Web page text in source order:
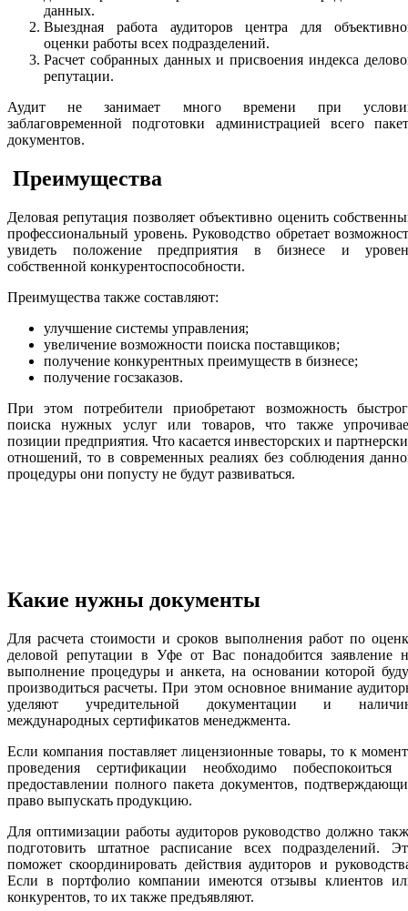
данных.
Выездная работа аудиторов центра для
оценки работы всех подразделений.
Расчет собранных данных и присвоения индекса
репутации.
Аудит не занимает много времени при
заблаговременной подготовки администрацией всего
документов.
Преимущества
Деловая репутация позволяет объективно оценить
профессиональный уровень. Руководство обретает
увидеть положение предприятия в бизнесе и
собственной конкурентоспособности.
Преимущества также составляют:
улучшение системы управления;
увеличение возможности поиска поставщиков;
получение конкурентных преимуществ в бизнесе;
получение госзаказов.
При этом потребители приобретают возможность
поиска нужных услуг или товаров, что также
позиции предприятия. Что касается инвесторских и
отношений, то в современных реалиях без соблюдения
процедуры они попусту не будут развиваться.
Какие нужны документы
Для расчета стоимости и сроков выполнения работ по
деловой репутации в Уфе от Вас понадобится заявление
выполнение процедуры и анкета, на основании которой
производиться расчеты. При этом основное внимание
уделяют учредительной документации и
международных сертификатов менеджмента.
Если компания поставляет лицензионные товары, то к
проведения сертификации необходимо побеспокоиться
предоставлении полного пакета документов,
право выпускать продукцию.
Для оптимизации работы аудиторов руководство должно
подготовить штатное расписание всех подразделений.
поможет скоординировать действия аудиторов и
Если в портфолио компании имеются отзывы клиентов
конкурентов, то их также предъявляют.